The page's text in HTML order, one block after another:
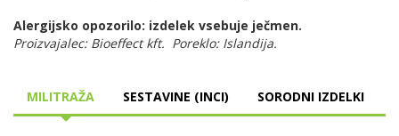
Alergijsko opozorilo: izdelek vsebuje ječmen.
Proizvajalec: Bioeffect kft. Poreklo: Islandija.
MILITRAŽA SESTAVINE (INCI) SORODNI IZDELKI